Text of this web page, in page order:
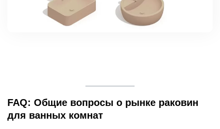
FAQ: Общие вопросы о рынке раковин
для ванных комнат